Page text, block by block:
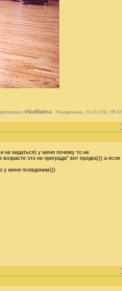
VikaMalina - Понедельник, 24.10.2011, 06:43
не кидаться) у меня почему то не
это не преграда" вот продка))) а если
у меня псевдоним)))